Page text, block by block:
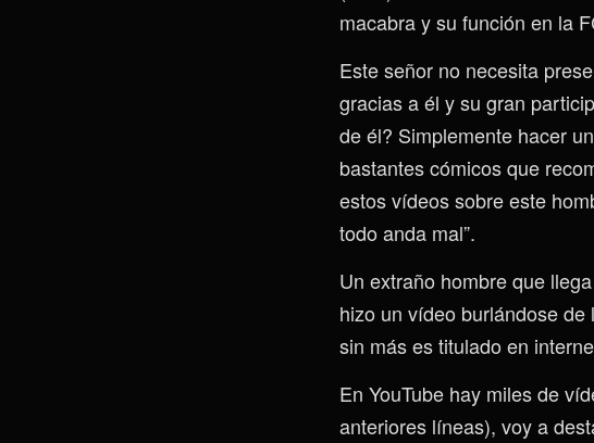
macabra y su función en la
Este señor no necesita
gracias a él y su gran
de él? Simplemente hacer
bastantes cómicos que
estos vídeos sobre este
todo anda mal”.
Un extraño hombre que
hizo un vídeo burlándose
sin más es titulado en
En YouTube hay miles de
anteriores líneas), voy a